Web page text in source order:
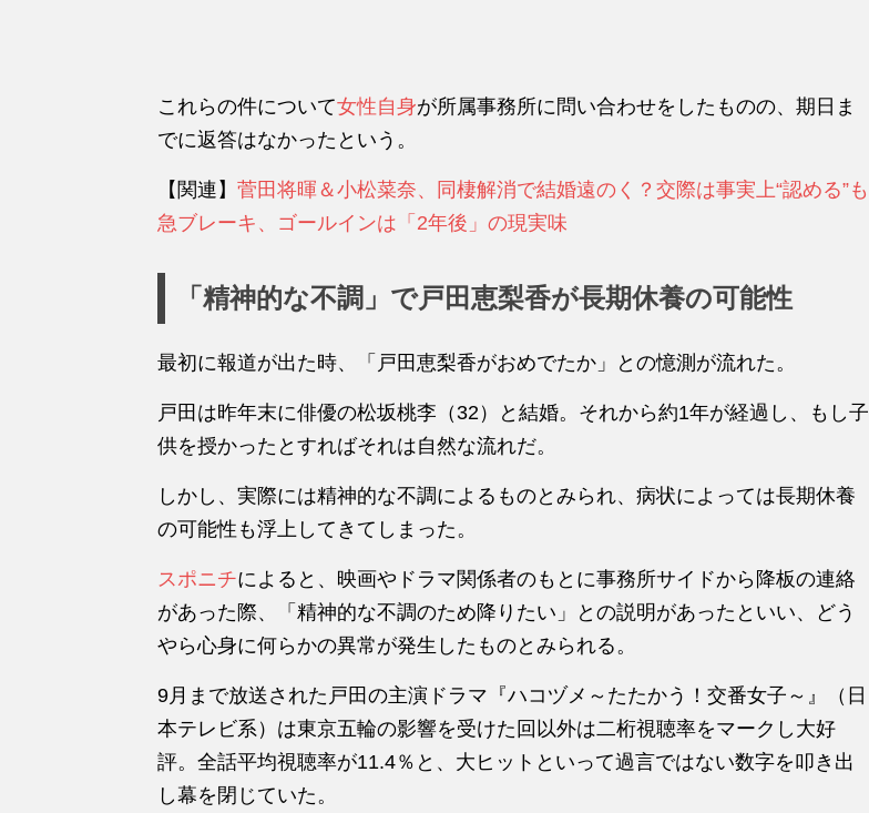
これらの件について女性自身が所属事務所に問い合わせをしたものの、期日ま
でに返答はなかったという。
【関連】 菅田将暉＆小松菜奈、同棲解消で結婚遠のく？交際は事実上“認める”も
急ブレーキ、ゴールインは「2年後」の現実味
「精神的な不調」で戸田恵梨香が長期休養の可能性
最初に報道が出た時、「戸田恵梨香がおめでたか」との憶測が流れた。
戸田は昨年末に俳優の松坂桃李（32）と結婚。それから約1年が経過し、もし子
供を授かったとすればそれは自然な流れだ。
しかし、実際には精神的な不調によるものとみられ、病状によっては長期休養
の可能性も浮上してきてしまった。
スポニチによると、映画やドラマ関係者のもとに事務所サイドから降板の連絡
があった際、「精神的な不調のため降りたい」との説明があったといい、どう
やら心身に何らかの異常が発生したものとみられる。
9月まで放送された戸田の主演ドラマ『ハコヅメ～たたかう！交番女子～』（日
本テレビ系）は東京五輪の影響を受けた回以外は二桁視聴率をマークし大好
評。全話平均視聴率が11.4％と、大ヒットといって過言ではない数字を叩き出
し幕を閉じていた。